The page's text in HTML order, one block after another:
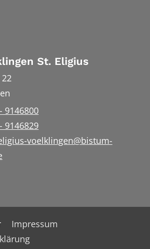
St. Eligius
9146800
9146829
voelklingen@bistum-
Impressum